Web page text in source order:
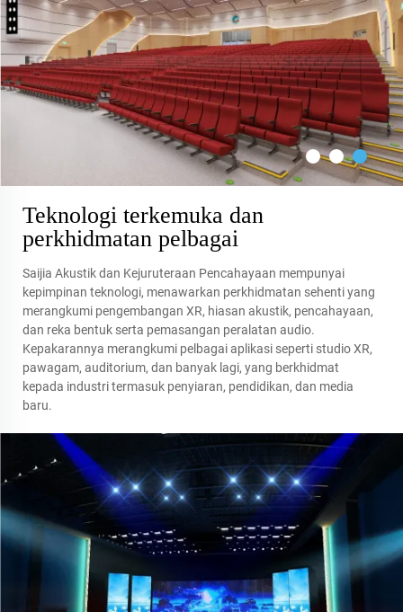
Teknologi terkemuka dan
perkhidmatan pelbagai
Saijia Akustik dan Kejuruteraan Pencahayaan mempunyai
kepimpinan teknologi, menawarkan perkhidmatan sehenti yang
merangkumi pengembangan XR, hiasan akustik, pencahayaan,
dan reka bentuk serta pemasangan peralatan audio.
Kepakarannya merangkumi pelbagai aplikasi seperti studio XR,
pawagam, auditorium, dan banyak lagi, yang berkhidmat
kepada industri termasuk penyiaran, pendidikan, dan media
baru.